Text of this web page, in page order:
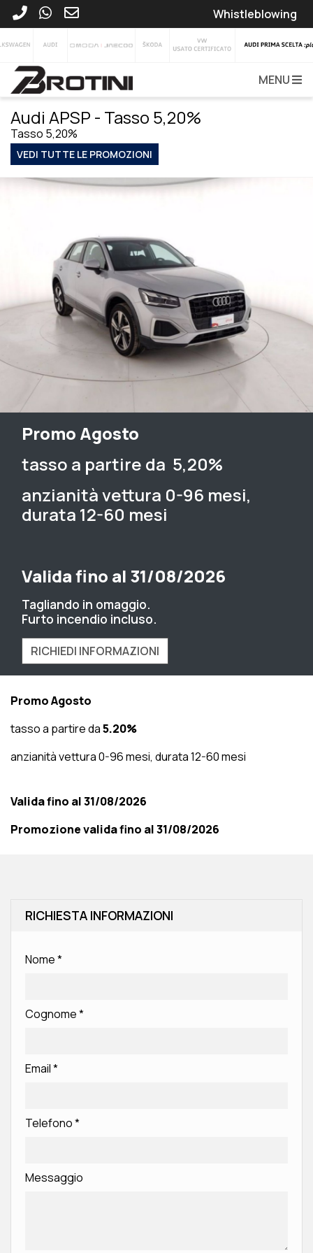
Whistleblowing
MENU
Audi APSP - Tasso 5,20%
Tasso 5,20%
VEDI TUTTE LE PROMOZIONI
Promo Agosto
tasso a partire da 5,20%
anzianità vettura 0-96 mesi,
durata 12-60 mesi
Valida fino al 31/08/2026
Tagliando in omaggio.
Furto incendio incluso.
RICHIEDI INFORMAZIONI
Promo Agosto
tasso a partire da5.20%
anzianità vettura 0-96 mesi, durata 12-60 mesi
Valida fino al 31/08/2026
Promozione valida fino al 31/08/2026
RICHIESTA INFORMAZIONI
Nome*
Cognome*
Email*
Telefono*
Messaggio